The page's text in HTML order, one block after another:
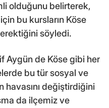
olduğunu belirterek,
bu kursların Köse
söyledi.
Aygün de Köse gibi her
bu tür sosyal ve
değiştirdiğini
da ilçemiz ve